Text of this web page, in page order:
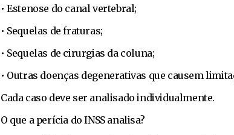
• Estenose do canal vertebral;
• Sequelas de fraturas;
• Sequelas de cirurgias da coluna;
• Outras doenças degenerativas que causem
Cada caso deve ser analisado individualmente.
O que a perícia do INSS analisa?